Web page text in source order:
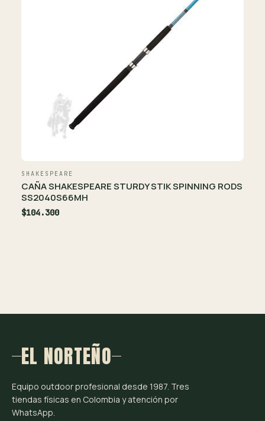
SHAKESPEARE
CAÑA SHAKESPEARE STURDY STIK SPINNING RODS
SS2040S66MH
$104.300
EL NORTEÑO
Equipo outdoor profesional desde 1987. Tres
tiendas físicas en Colombia y atención por
WhatsApp.